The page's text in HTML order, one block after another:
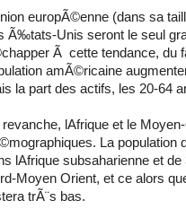
europÃ©enne (dans sa
Ã‰tats-Unis seront le seul
Ã cette tendance, du
amÃ©ricaine
la part des actifs, les 20-64
revanche, lAfrique et le
La
lAfrique subsaharienne et
Moyen Orient, et ce alors
trÃ¨s bas.